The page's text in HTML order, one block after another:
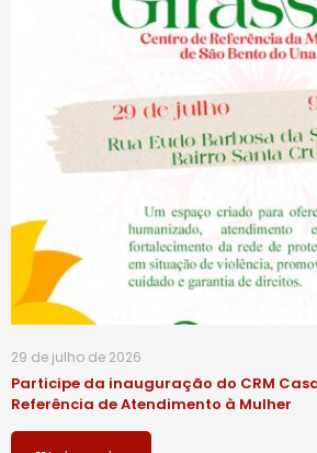
29 de julho de 2026
Participe da inauguração do CRM
Referência de Atendimento à Mulher